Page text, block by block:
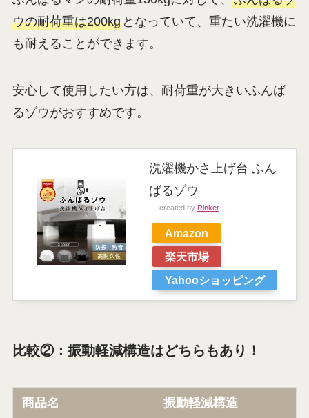
ウの耐荷重は200kgとなっていて、重たい洗濯機に
も耐えることができます。
安心して使用したい方は、耐荷重が大きいふんば
るゾウがおすすめです。
洗濯機かさ上げ台 ふん
ばるゾウ
created by Rinker
Amazon
楽天市場
Yahooショッピング
比較②：振動軽減構造はどちらもあり！
商品名 振動軽減構造